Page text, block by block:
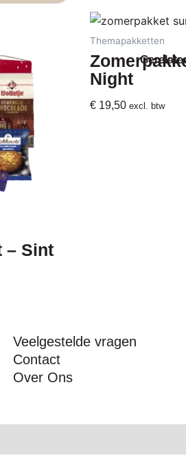
– Sint
Themapakketten
Night
€ 19,50 excl. btw
Veelgestelde vragen
Contact
Over Ons